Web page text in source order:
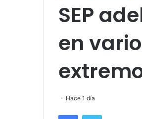
SEP
en
Hace 1 día
FacebookTwitter